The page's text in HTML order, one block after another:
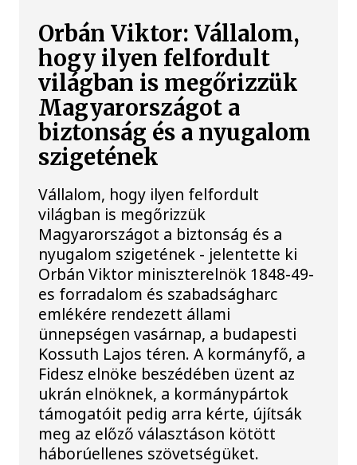
Orbán Viktor: Vállalom,
hogy ilyen felfordult
világban is megőrizzük
Magyarországot a
biztonság és a nyugalom
szigetének
Vállalom, hogy ilyen felfordult
világban is megőrizzük
Magyarországot a biztonság és a
nyugalom szigetének - jelentette ki
Orbán Viktor miniszterelnök 1848-49-
es forradalom és szabadságharc
emlékére rendezett állami
ünnepségen vasárnap, a budapesti
Kossuth Lajos téren. A kormányfő, a
Fidesz elnöke beszédében üzent az
ukrán elnöknek, a kormánypártok
támogatóit pedig arra kérte, újítsák
meg az előző választáson kötött
háborúellenes szövetségüket.